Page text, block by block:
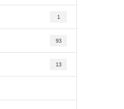
1
93
13